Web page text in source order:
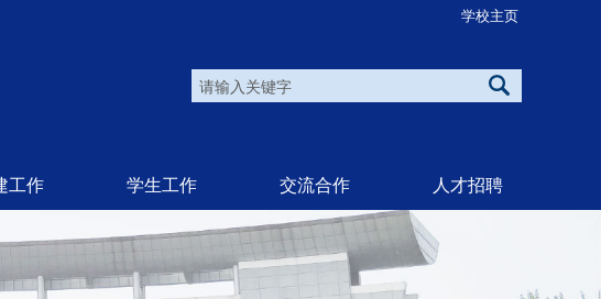
学校主页
工作 学生工作 交流合作 人才招聘